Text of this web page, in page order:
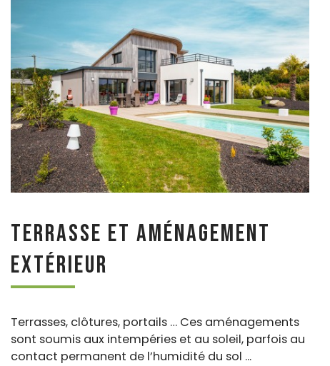
Terrasse et aménagement
extérieur
Terrasses, clôtures, portails … Ces aménagements
sont soumis aux intempéries et au soleil, parfois au
contact permanent de l’humidité du sol ...